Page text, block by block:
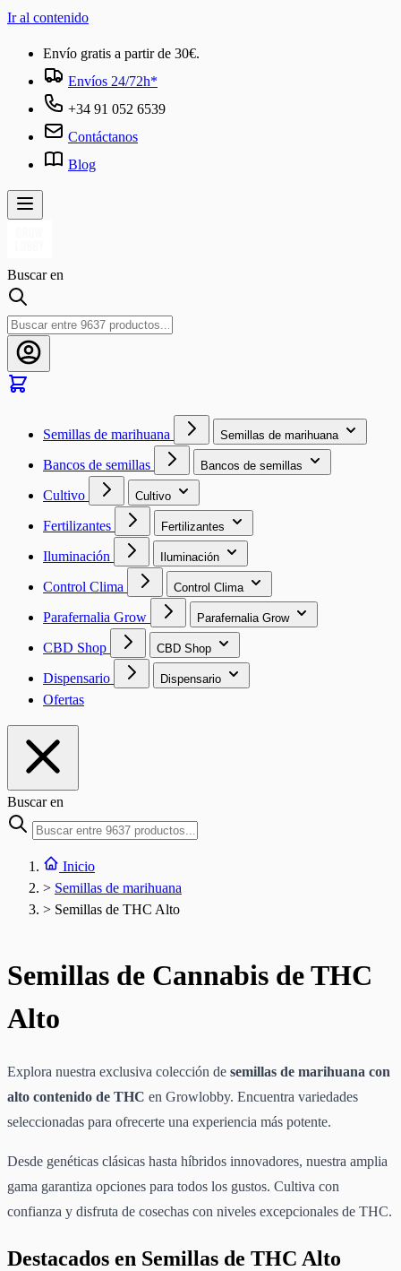
Ir al contenido
Envío gratis a partir de 30€.
Envíos 24/72h*
+34 91 052 6539
Contáctanos
Blog
Buscar en
Semillas de marihuana Semillas de marihuana
Bancos de semillas Bancos de semillas
Cultivo Cultivo
Fertilizantes Fertilizantes
Iluminación Iluminación
Control Clima Control Clima
Parafernalia Grow Parafernalia Grow
CBD Shop CBD Shop
Dispensario Dispensario
Ofertas
Buscar en
Inicio
> Semillas de marihuana
> Semillas de THC Alto
Semillas de Cannabis de THC
Alto
Explora nuestra exclusiva colección de semillas de marihuana con
alto contenido de THC en Growlobby. Encuentra variedades
seleccionadas para ofrecerte una experiencia más potente.
Desde genéticas clásicas hasta híbridos innovadores, nuestra amplia
gama garantiza opciones para todos los gustos. Cultiva con
confianza y disfruta de cosechas con niveles excepcionales de THC.
Destacados en Semillas de THC Alto